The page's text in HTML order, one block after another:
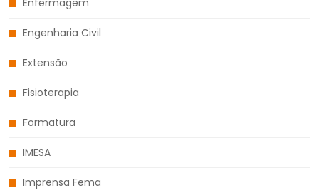
Enfermagem
Engenharia Civil
Extensão
Fisioterapia
Formatura
IMESA
Imprensa Fema